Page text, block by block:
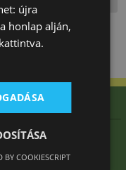
újra
honlap alján,
BY COOKIESCRIPT